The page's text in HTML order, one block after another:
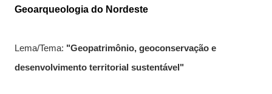
Geoarqueologia do Nordeste
Lema/Tema: "Geopatrimônio, geoconservação e
desenvolvimento territorial sustentável"